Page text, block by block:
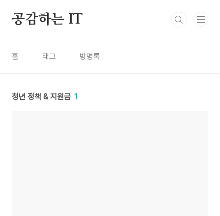
공감하는 IT
홈 태그 방명록
청년 정책 & 지원금 1